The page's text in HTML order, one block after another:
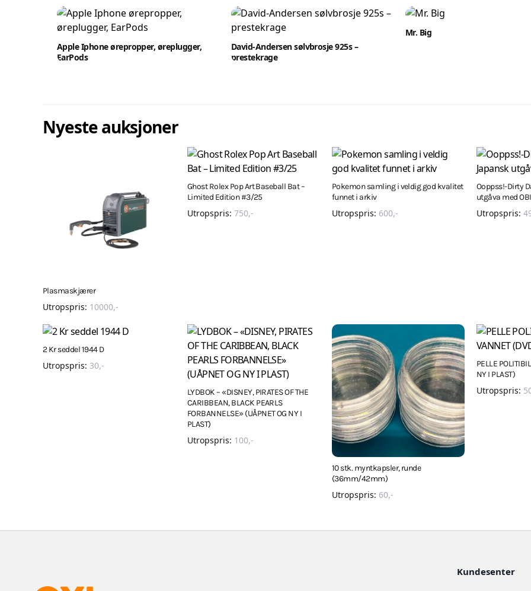
Apple Iphone ørepropper, øreplugger,
EarPods
David-Andersen sølvbrosje 925s –
prestekrage
Mr. Big
Nyeste auksjoner
Plasmaskjærer
Utropspris: 10000,-
Ghost Rolex Pop Art Baseball Bat –
Limited Edition #3/25
Utropspris: 750,-
Pokemon samling i veldig god kvalitet
funnet i arkiv
Utropspris: 600,-
Ooppss!-Dirty
utgåva med OBI
Utropspris:
2 Kr seddel 1944 D
Utropspris: 30,-
LYDBOK – «DISNEY, PIRATES OF THE
CARIBBEAN, BLACK PEARLS
FORBANNELSE» (UÅPNET OG NY I
PLAST)
Utropspris: 100,-
10 stk. myntkapsler, runde
(36mm/42mm)
Utropspris: 60,-
PELLE
NY I PLAST)
Utropspris:
Kundesenter